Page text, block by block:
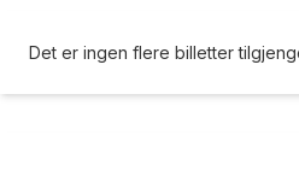
Det er ingen flere billetter